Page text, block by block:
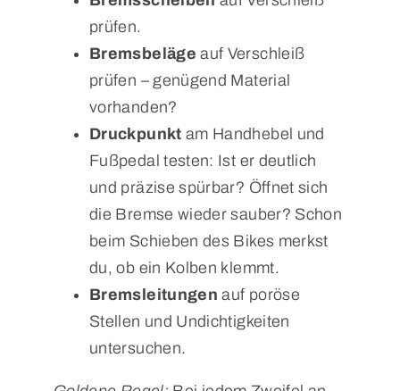
prüfen.
Bremsbeläge auf Verschleiß
prüfen – genügend Material
vorhanden?
Druckpunkt am Handhebel und
Fußpedal testen: Ist er deutlich
und präzise spürbar? Öffnet sich
die Bremse wieder sauber? Schon
beim Schieben des Bikes merkst
du, ob ein Kolben klemmt.
Bremsleitungen auf poröse
Stellen und Undichtigkeiten
untersuchen.